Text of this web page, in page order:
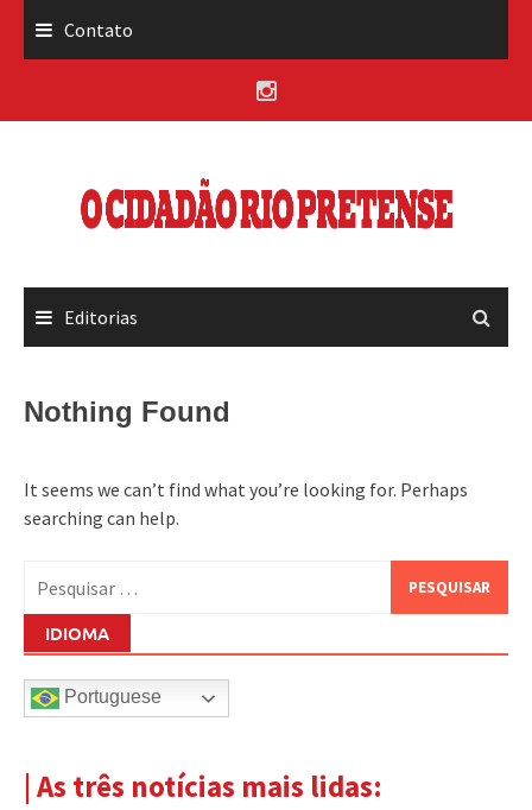
Contato
Editorias
Nothing Found
It seems we can’t find what you’re looking for. Perhaps
searching can help.
por:
IDIOMA
Portuguese
| As três notícias mais lidas: